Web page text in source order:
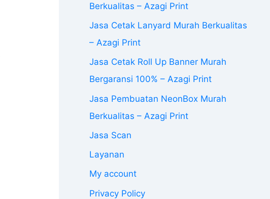
Berkualitas – Azagi Print
Jasa Cetak Lanyard Murah Berkualitas
– Azagi Print
Jasa Cetak Roll Up Banner Murah
Bergaransi 100% – Azagi Print
Jasa Pembuatan NeonBox Murah
Berkualitas – Azagi Print
Jasa Scan
Layanan
My account
Privacy Policy